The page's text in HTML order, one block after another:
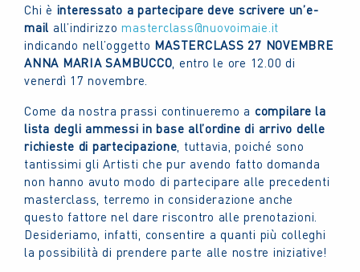
Chi è interessato a partecipare deve scrivere un’e-
mail all’indirizzomasterclass@nuovoimaie.it
indicando nell’oggetto MASTERCLASS 27 NOVEMBRE
ANNA MARIA SAMBUCCO , entro le ore 12.00 di
venerdì 17 novembre.
Come da nostra prassi continueremo a compilare la
lista degli ammessi in base all’ordine di arrivo delle
richieste di partecipazione , tuttavia, poiché sono
tantissimi gli Artisti che pur avendo fatto domanda
non hanno avuto modo di partecipare alle precedenti
masterclass, terremo in considerazione anche
questo fattore nel dare riscontro alle prenotazioni.
Desideriamo, infatti, consentire a quanti più colleghi
la possibilità di prendere parte alle nostre iniziative!